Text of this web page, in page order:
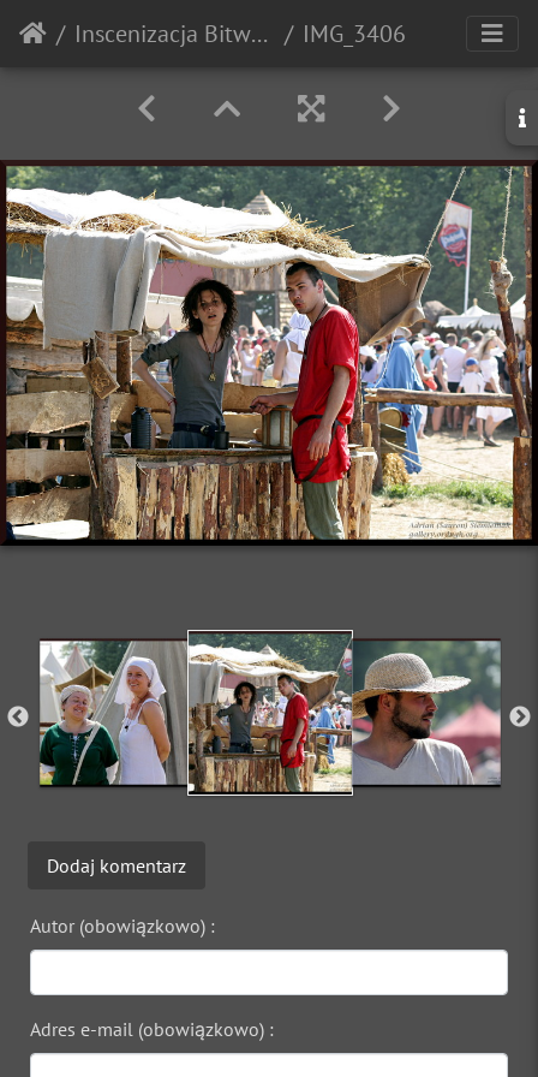
Inscenizacja Bitwy pod Grunwaldem - 2010r. IMG_3406
Dodaj komentarz
Autor (obowiązkowo) :
Adres e-mail (obowiązkowo) :